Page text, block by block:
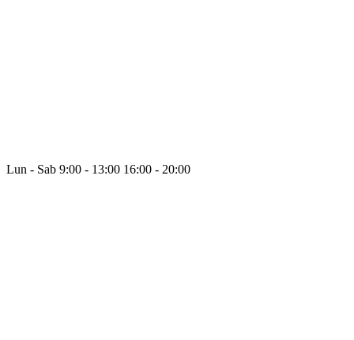
Lun - Sab 9:00 - 13:00 16:00 - 20:00